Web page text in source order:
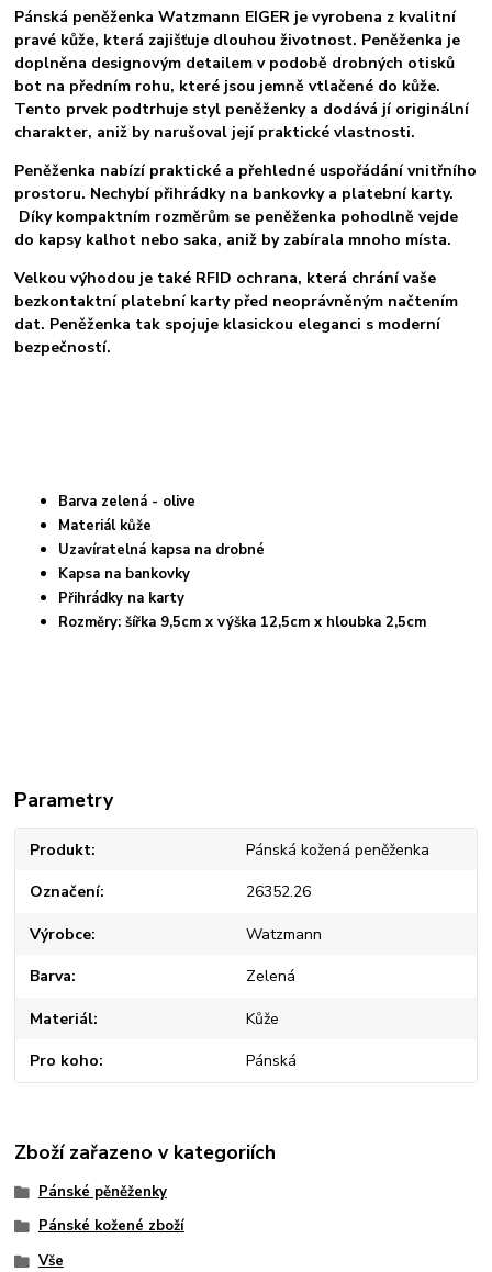
Pánská peněženka Watzmann EIGER je vyrobena z kvalitní
pravé kůže, která zajišťuje dlouhou životnost. Peněženka je
doplněna designovým detailem v podobě drobných otisků
bot na předním rohu, které jsou jemně vtlačené do kůže.
Tento prvek podtrhuje styl peněženky a dodává jí originální
charakter, aniž by narušoval její praktické vlastnosti.
Peněženka nabízí praktické a přehledné uspořádání vnitřního
prostoru. Nechybí přihrádky na bankovky a platební karty.
Díky kompaktním rozměrům se peněženka pohodlně vejde
do kapsy kalhot nebo saka, aniž by zabírala mnoho místa.
Velkou výhodou je také RFID ochrana, která chrání vaše
bezkontaktní platební karty před neoprávněným načtením
dat. Peněženka tak spojuje klasickou eleganci s moderní
bezpečností.
Barva zelená - olive
Materiál kůže
Uzavíratelná kapsa na drobné
Kapsa na bankovky
Přihrádky na karty
Rozměry: šířka 9,5cm x výška 12,5cm x hloubka 2,5cm
Parametry
Produkt Pánská kožená peněženka
Označení 26352.26
Výrobce Watzmann
Barva Zelená
Materiál Kůže
Pro koho Pánská
Zboží zařazeno v kategoriích
Pánské pěněženky
Pánské kožené zboží
Vše